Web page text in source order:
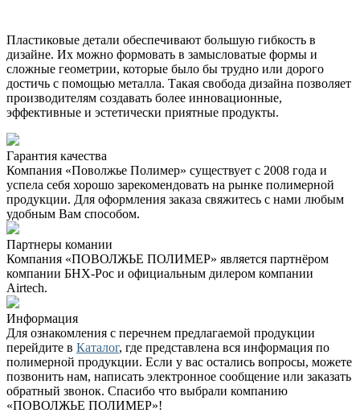
Пластиковые детали обеспечивают большую гибкость в
дизайне. Их можно формовать в замысловатые формы и
сложные геометрии, которые было бы трудно или дорого
достичь с помощью металла. Такая свобода дизайна позволяет
производителям создавать более инновационные,
эффективные и эстетически приятные продукты.
Гарантия качества
Компания «Поволжье Полимер» существует с 2008 года и
успела себя хорошо зарекомендовать на рынке полимерной
продукции. Для оформления заказа свяжитесь с нами любым
удобным Вам способом.
Партнеры комании
Компания «ПОВОЛЖЬЕ ПОЛИМЕР» является партнёром
компании БНХ-Рос и официальным дилером компании
Airtech.
Информация
Для ознакомления с перечнем предлагаемой продукции
перейдите в Каталог, где представлена вся информация по
полимерной продукции. Если у вас остались вопросы, можете
позвонить нам, написать электронное сообщение или заказать
обратный звонок. Спасибо что выбрали компанию
«ПОВОЛЖЬЕ ПОЛИМЕР»!